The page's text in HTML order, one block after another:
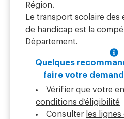
Région.
Le transport scolaire des
de handicap est la
Département.
Quelques
faire votre
Vérifier que votre
conditions d’éligibilité
Consulter les